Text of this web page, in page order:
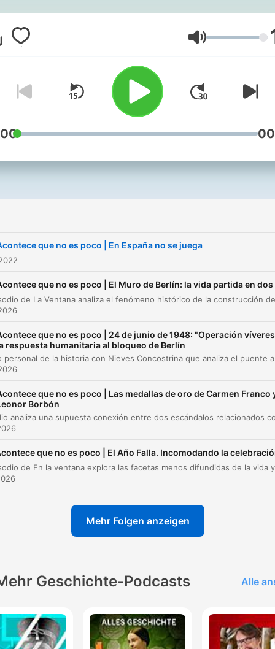
cada efeméride gracias al
podcast de Nieves
Concostrina. En directo en
Ventana de lunes a jueves a
las 19:00 y a cualquier hora
te suscribes.
Lautstärke
que no es poco | En España no se juega
que no es poco | El Muro de Berlín: la vida partida en dos
que no es poco | 24 de junio de 1948: "Operación
respuesta humanitaria al bloqueo de Berlín
que no es poco | Las medallas de oro de Carmen Franco
Borbón
que no es poco | El Año Falla. Incomodando la
Mehr Folgen anzeigen
Geschichte-Podcasts Alle